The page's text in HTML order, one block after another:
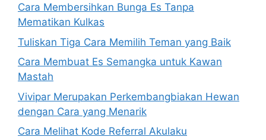
Cara Membersihkan Bunga Es Tanpa
Mematikan Kulkas
Tuliskan Tiga Cara Memilih Teman yang Baik
Cara Membuat Es Semangka untuk Kawan
Mastah
Vivipar Merupakan Perkembangbiakan Hewan
dengan Cara yang Menarik
Cara Melihat Kode Referral Akulaku